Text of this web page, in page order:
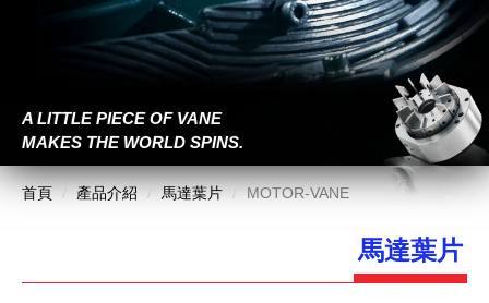
A LITTLE PIECE OF VANE
MAKES THE WORLD SPINS.
首頁 產品介紹 馬達葉片 MOTOR-VANE
馬達葉片